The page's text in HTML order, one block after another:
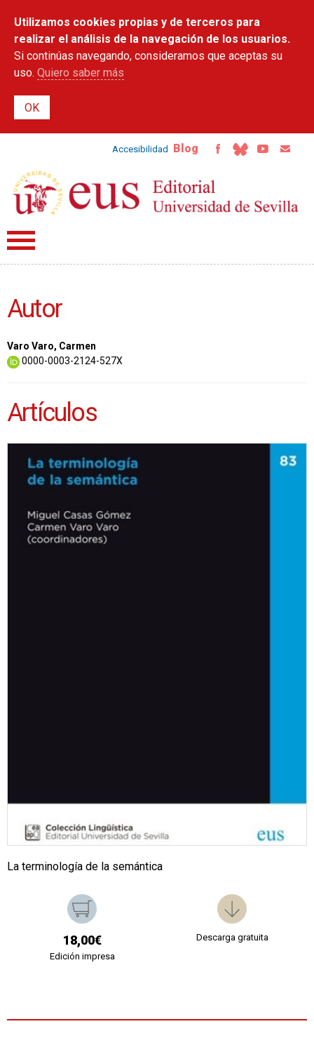
contenido
principal
Utilizamos cookies propias y de terceros para
realizar el análisis de la navegación de los usuarios.
Si continúas navegando, consideramos que aceptas su
uso. Quiero saber más
Accesibilidad Blog
Autor
Varo Varo, Carmen
0000-0003-2124-527X
Artículos
La terminología de la semántica
18,00€
Edición impresa
Descarga gratuita